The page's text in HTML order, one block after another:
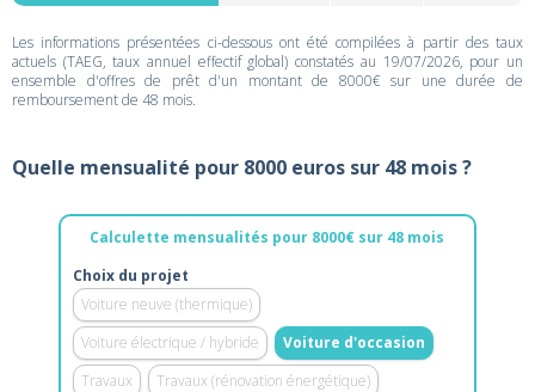
Les informations présentées ci-dessous ont été compilées à partir des taux
actuels (TAEG, taux annuel effectif global) constatés au 19/07/2026, pour un
ensemble d'offres de prêt d'un montant de 8000€ sur une durée de
remboursement de 48 mois.
Quelle mensualité pour 8000 euros sur 48 mois ?
Calculette mensualités pour 8000€ sur 48 mois
Choix du projet
Voiture neuve (thermique)
Voiture électrique / hybride
Voiture d'occasion
Travaux
Travaux (rénovation énergétique)